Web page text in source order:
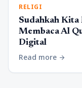
RELIGI
Sudahkah Kita
Membaca Al
Digital
Read more arrow_forward